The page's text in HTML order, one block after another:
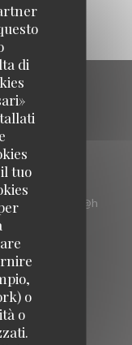
di
tuo
o
o
((apre una nuova